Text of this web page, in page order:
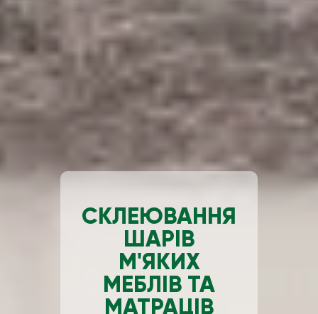
СКЛЕЮВАННЯ
ШАРІВ
М'ЯКИХ
МЕБЛІВ ТА
МАТРАЦІВ